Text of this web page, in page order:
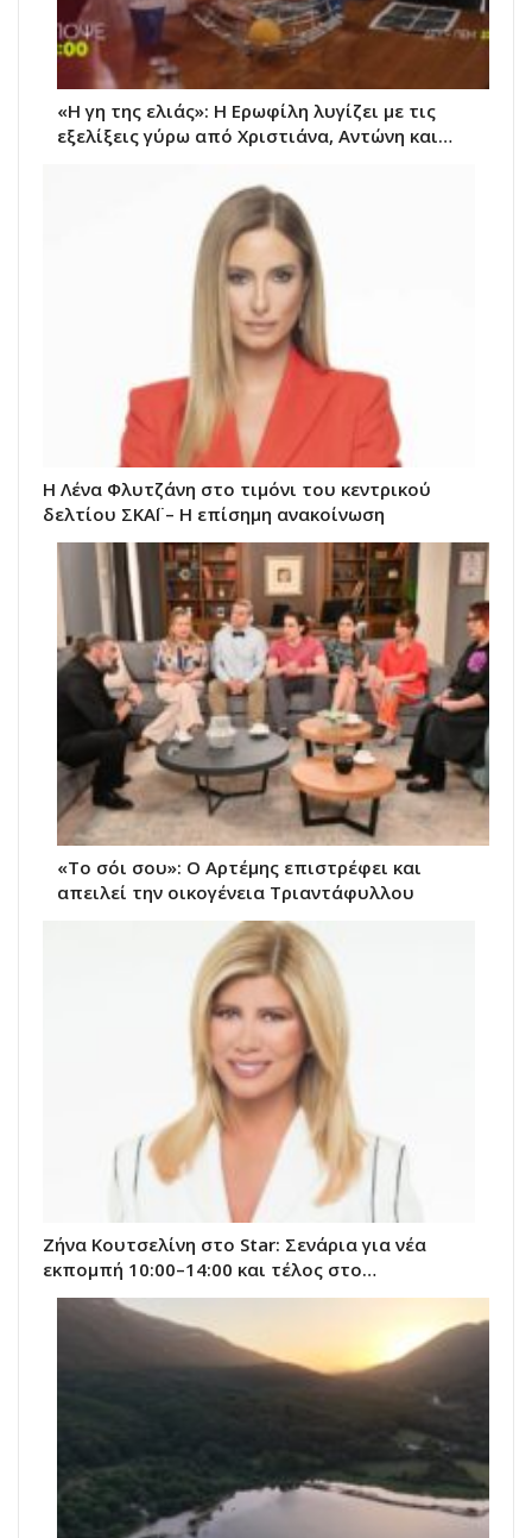
«Η γη της ελιάς»: Η Ερωφίλη λυγίζει με τις
εξελίξεις γύρω από Χριστιάνα, Αντώνη και…
Η Λένα Φλυτζάνη στο τιμόνι του κεντρικού
δελτίου ΣΚΑΪ – Η επίσημη ανακοίνωση
«Το σόι σου»: Ο Αρτέμης επιστρέφει και
απειλεί την οικογένεια Τριαντάφυλλου
Ζήνα Κουτσελίνη στο Star: Σενάρια για νέα
εκπομπή 10:00–14:00 και τέλος στο…